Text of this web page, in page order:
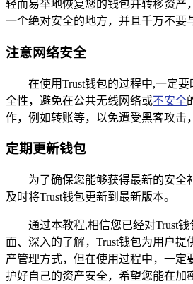
轻而易举地恢复您的钱包并转移资产
一个绝对安全的地方，并且千万不要
注意网络安全
在使用Trust钱包的过程中,一定
全性，避免在公共无线网络或不安全
作，例如转账等，以免遭受黑客攻击
定期更新钱包
为了确保您能够获得最新的安全
及时将Trust钱包更新到最新版本。
通过本教程,相信您已经对Trust
面、深入的了解，Trust钱包为用户提
产管理方式，但在使用过程中，一定
护好自己的资产安全，希望您能在加